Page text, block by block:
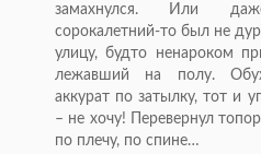
замахнулся. Или
сорокалетний-то был не
улицу, будто ненароком
лежавший на полу.
аккурат по затылку, тот и
– не хочу! Перевернул
по плечу, по спине…